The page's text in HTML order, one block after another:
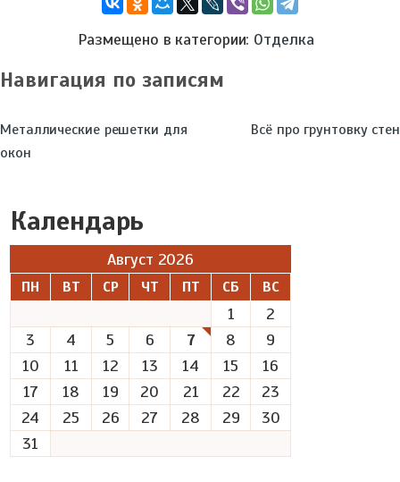
Размещено в категории: Отделка
Навигация по записям
Металлические решетки для
окон
Всё про грунтовку стен
Календарь
Август 2026
ПН ВТ СР ЧТ ПТ СБ ВС
1
2
3
4 5 6 7 8
9
10
11 12 13 14 15
16
17
18 19 20 21 22
23
24
25 26 27 28 29
30
31